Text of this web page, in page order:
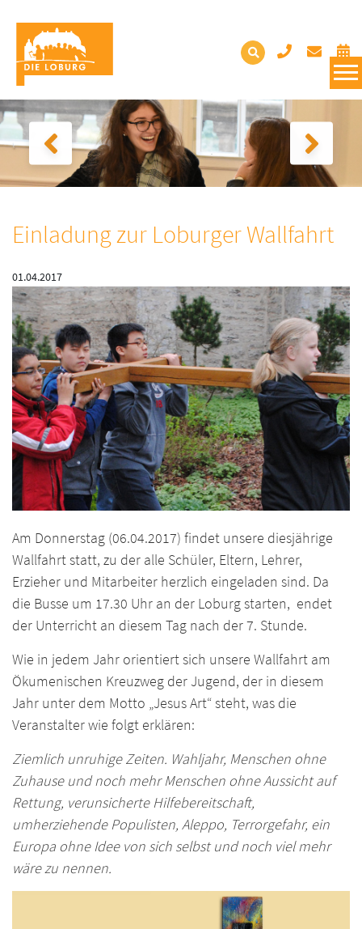
Einladung zur Loburger Wallfahrt
01.04.2017
Am Donnerstag (06.04.2017) findet unsere diesjährige
Wallfahrt statt, zu der alle Schüler, Eltern, Lehrer,
Erzieher und Mitarbeiter herzlich eingeladen sind. Da
die Busse um 17.30 Uhr an der Loburg starten, endet
der Unterricht an diesem Tag nach der 7. Stunde.
Wie in jedem Jahr orientiert sich unsere Wallfahrt am
Ökumenischen Kreuzweg der Jugend, der in diesem
Jahr unter dem Motto „Jesus Art“ steht, was die
Veranstalter wie folgt erklären:
Ziemlich unruhige Zeiten. Wahljahr, Menschen ohne
Zuhause und noch mehr Menschen ohne Aussicht auf
Rettung, verunsicherte Hilfebereitschaft,
umherziehende Populisten, Aleppo, Terrorgefahr, ein
Europa ohne Idee von sich selbst und noch viel mehr
wäre zu nennen.